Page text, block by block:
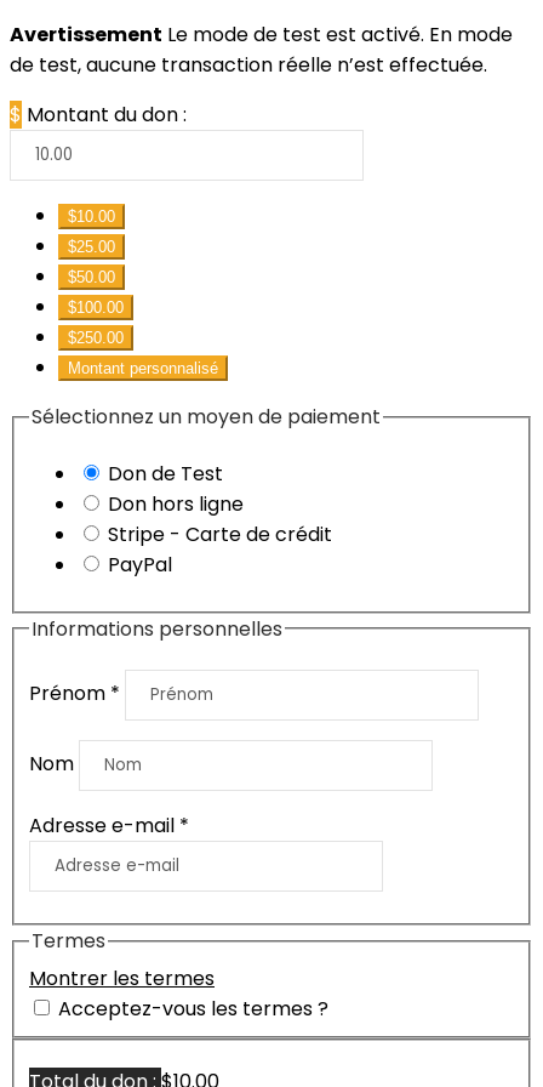
Avertissement Le mode de test est activé. En mode
de test, aucune transaction réelle n’est effectuée.
$ Montant du don :
$10.00
$25.00
$50.00
$100.00
$250.00
Montant personnalisé
Sélectionnez un moyen de paiement
Don de Test
Don hors ligne
Stripe - Carte de crédit
PayPal
Informations personnelles
Prénom *
Nom
Adresse e-mail *
Termes
Montrer les termes
Acceptez-vous les termes ?